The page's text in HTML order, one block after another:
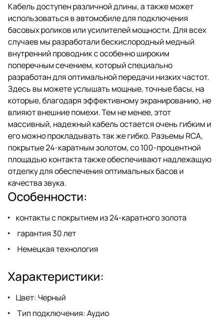
Кабель доступен различной длины, а также может
использоваться в автомобиле для подключения
басовых роликов или усилителей мощности. Для всех
случаев мы разработали бескислородный медный
внутренний проводник с особенно широким
поперечным сечением, который специально
разработан для оптимальной передачи низких частот.
Здесь вы можете услышать мощные, точные басы, на
которые, благодаря эффективному экранированию, не
влияют внешние помехи. Тем не менее, этот
массивный, надежный кабель остается очень гибким и
его можно прокладывать так же гибко. Разъемы RCA,
покрытые 24-каратным золотом, со 100-процентной
площадью контакта также обеспечивают надлежащую
отделку для обеспечения оптимальных басов и
качества звука.
Особенности:
контакты с покрытием из 24-каратного золота
гарантия 30 лет
Немецкая технология
Характеристики:
Цвет: Черный
Тип подключения: Аудио